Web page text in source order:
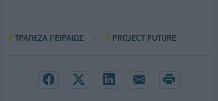
ΤΡΑΠΕΖΑ ΠΕΙΡΑΙΩΣ PROJECT FUTURE